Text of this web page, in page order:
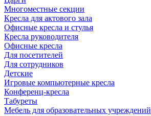
Многоместные секции
Кресла для актового зала
Офисные кресла и стулья
Кресла руководителя
Офисные кресла
Для посетителей
Для сотрудников
Детские
Игровые компьютерные кресла
Конференц-кресла
Табуреты
Мебель для образовательных учреждений